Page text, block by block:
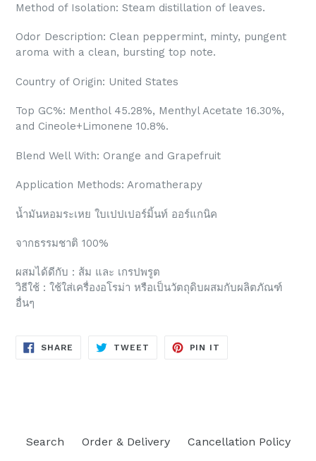
Method of Isolation: Steam distillation of leaves.
Odor Description: Clean peppermint, minty, pungent
aroma with a clean, bursting top note.
Country of Origin: United States
Top GC%: Menthol 45.28%, Menthyl Acetate 16.30%,
and Cineole+Limonene 10.8%.
Blend Well With: Orange and Grapefruit
Application Methods: Aromatherapy
น้ำมันหอมระเหย ใบเปปเปอร์มิ้นท์ ออร์แกนิค
จากธรรมชาติ 100%
ผสมได้ดีกับ : ส้ม และ เกรปพรูต
วิธีใช้ : ใช้ใส่เครื่องอโรม่า หรือเป็นวัตถุดิบผสมกับผลิตภัณฑ์
อื่นๆ
SHARE SHARE
TWEET TWEET
PIN IT
Search Order & Delivery
Cancellation Policy